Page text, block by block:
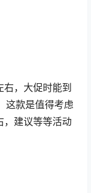
，大促时能到
这款是值得考虑
，建议等等活动